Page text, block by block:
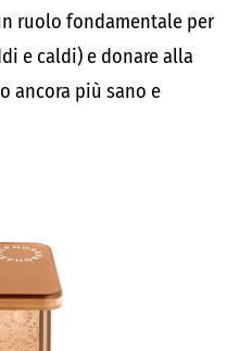
ruolo fondamentale per
e caldi) e donare alla
ancora più sano e